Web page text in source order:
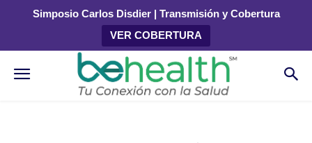
Simposio Carlos Disdier | Transmisión y Cobertura
VER COBERTURA